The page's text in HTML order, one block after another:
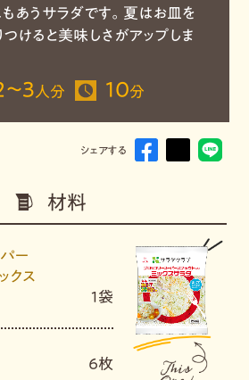
あうサラダです。夏はお皿を
けると美味しさがアップしま
～３ 人分 10分
シェアする
材料
ー
クス
1袋
６枚